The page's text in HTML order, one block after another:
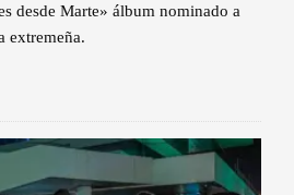
desde Marte» álbum nominado a
extremeña.